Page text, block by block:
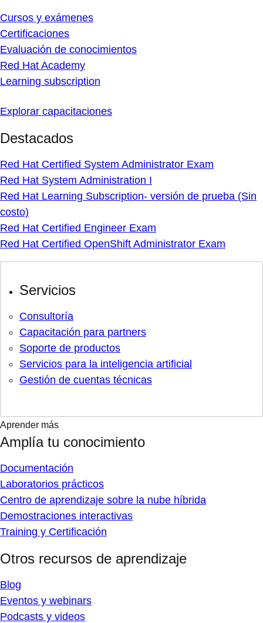
Cursos y exámenes
Certificaciones
Evaluación de conocimientos
Red Hat Academy
Learning subscription
Explorar capacitaciones
Destacados
Red Hat Certified System Administrator Exam
Red Hat System Administration I
Red Hat Learning Subscription- versión de prueba (Sin
costo)
Red Hat Certified Engineer Exam
Red Hat Certified OpenShift Administrator Exam
Servicios
Consultoría
Capacitación para partners
Soporte de productos
Servicios para la inteligencia artificial
Gestión de cuentas técnicas
Aprender más
Amplía tu conocimiento
Documentación
Laboratorios prácticos
Centro de aprendizaje sobre la nube híbrida
Demostraciones interactivas
Training y Certificación
Otros recursos de aprendizaje
Blog
Eventos y webinars
Podcasts y videos